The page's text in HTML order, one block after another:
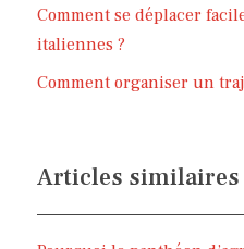
Comment se déplacer
italiennes ?
Comment organiser un
Articles similaires